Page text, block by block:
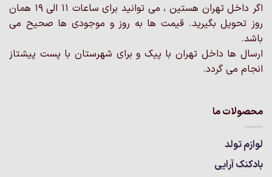
اگر داخل تهران هستین ، می توانید برای ساعات 11 الی 19 همان
روز تحویل بگیرید. قیمت ها به روز و موجودی ها صحیح می
باشد.
ارسال ها داخل تهران با پیک و برای شهرستان با پست پیشتاز
انجام می گردد.
محصولات ما
لوازم تولد
بادکنک آرایی